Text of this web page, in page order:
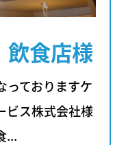
食店様
っておりますケ
ビス株式会社様
...